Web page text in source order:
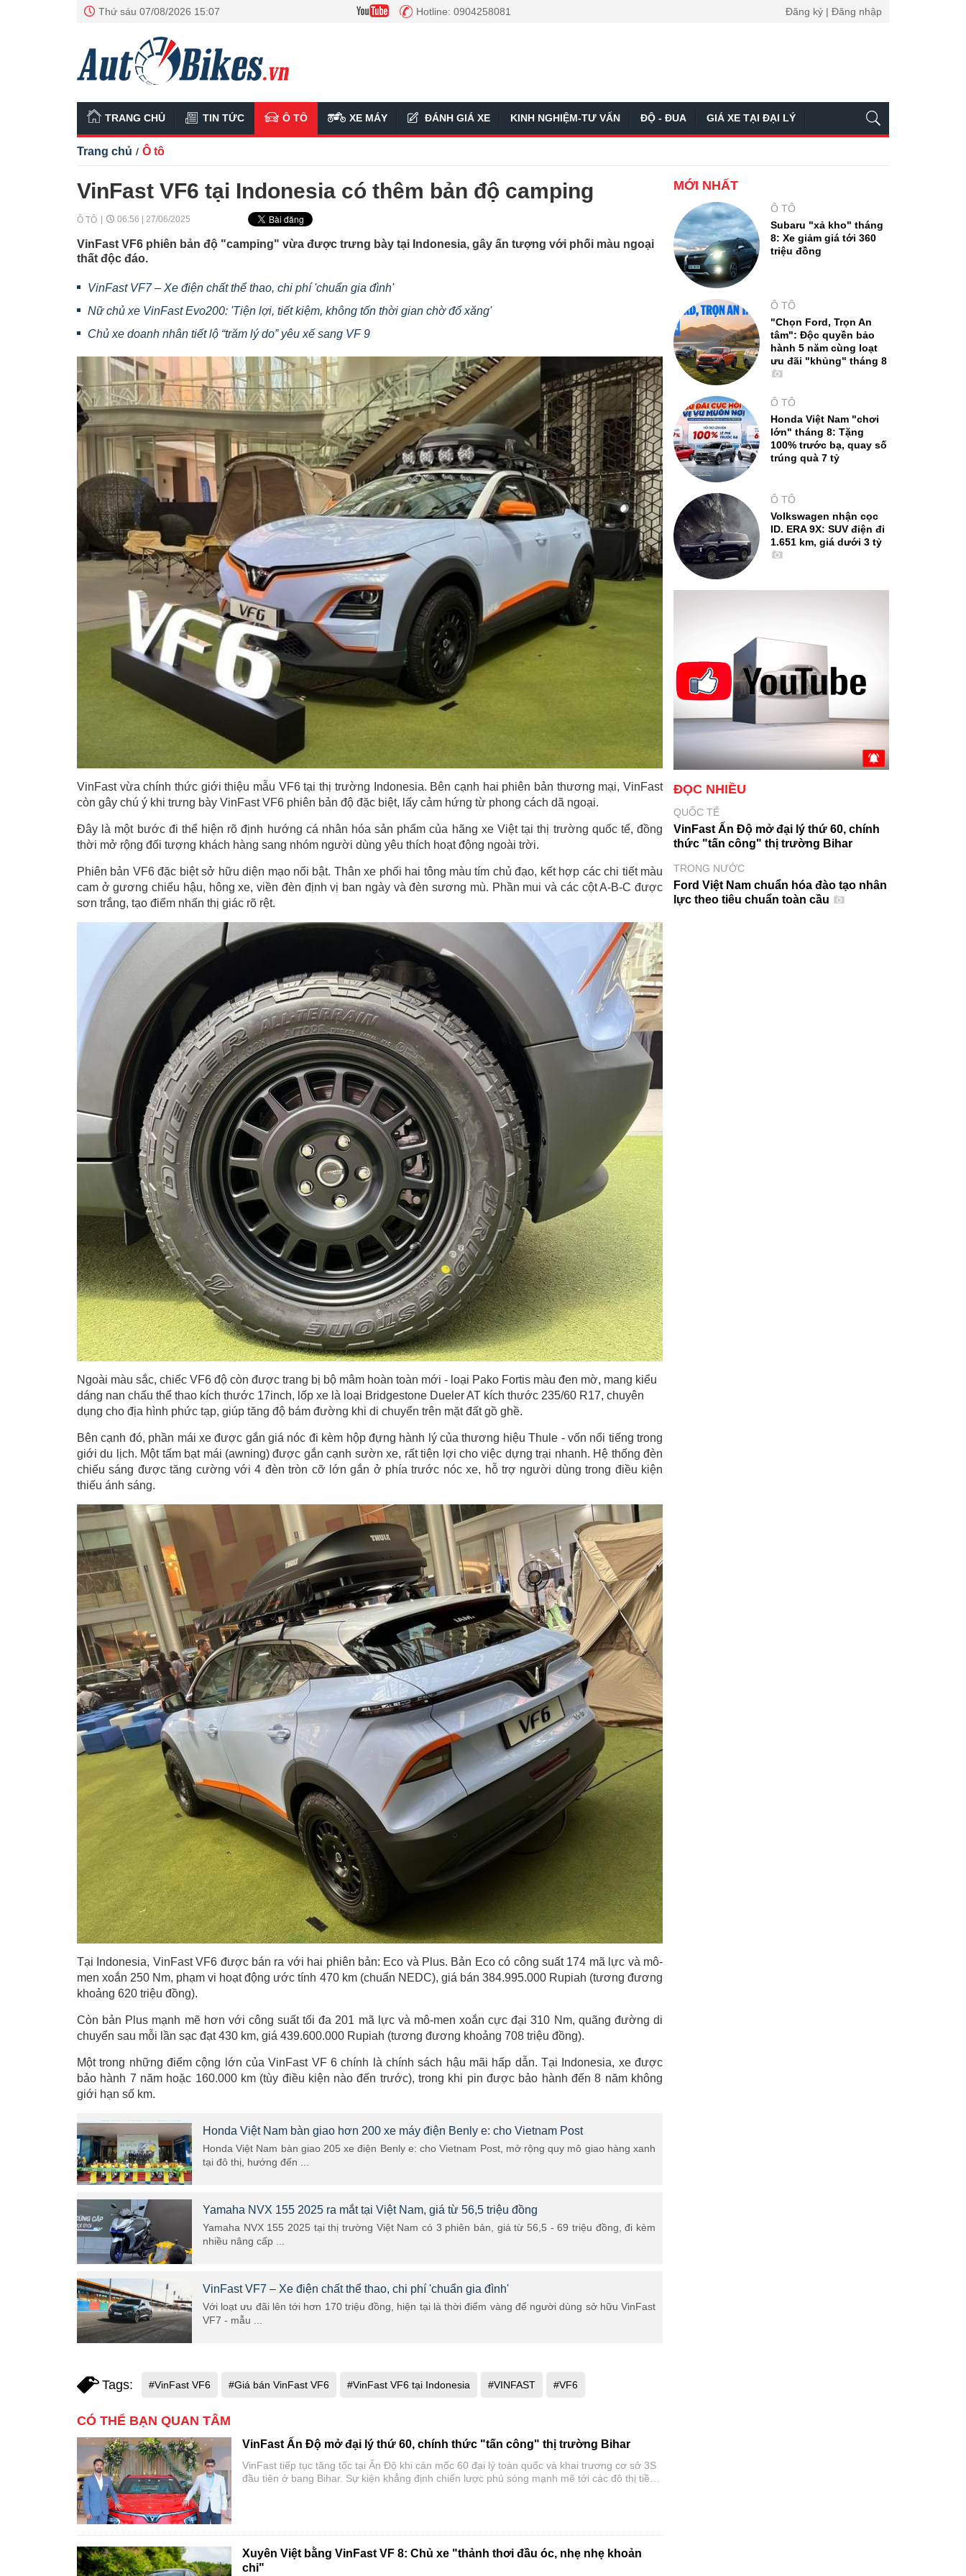
Thứ sáu 07/08/2026 15:07 Hotline: 0904258081 Đăng ký | Đăng nhập
TRANG CHỦ TIN TỨC Ô TÔ XE MÁY ĐÁNH GIÁ XE KINH NGHIỆM-TƯ VẤN ĐỘ - ĐUA GIÁ XE TẠI ĐẠI LÝ
Trang chủ / Ô tô
VinFast VF6 tại Indonesia có thêm bản độ camping
Ô TÔ 06:56 | 27/06/2025
VinFast VF6 phiên bản độ "camping" vừa được trưng bày tại Indonesia, gây ấn tượng với phối màu ngoại
thất độc đáo.
VinFast VF7 – Xe điện chất thể thao, chi phí 'chuẩn gia đình'
Nữ chủ xe VinFast Evo200: 'Tiện lợi, tiết kiệm, không tốn thời gian chờ đổ xăng'
Chủ xe doanh nhân tiết lộ “trăm lý do” yêu xế sang VF 9
VinFast vừa chính thức giới thiệu mẫu VF6 tại thị trường Indonesia. Bên cạnh hai phiên bản thương mại, VinFast
còn gây chú ý khi trưng bày VinFast VF6 phiên bản độ đặc biệt, lấy cảm hứng từ phong cách dã ngoại.
Đây là một bước đi thể hiện rõ định hướng cá nhân hóa sản phẩm của hãng xe Việt tại thị trường quốc tế, đồng
thời mở rộng đối tượng khách hàng sang nhóm người dùng yêu thích hoạt động ngoài trời.
Phiên bản VF6 đặc biệt sở hữu diện mạo nổi bật. Thân xe phối hai tông màu tím chủ đạo, kết hợp các chi tiết màu
cam ở gương chiếu hậu, hông xe, viền đèn định vị ban ngày và đèn sương mù. Phần mui và các cột A-B-C được
sơn trắng, tạo điểm nhấn thị giác rõ rệt.
Ngoài màu sắc, chiếc VF6 độ còn được trang bị bộ mâm hoàn toàn mới - loại Pako Fortis màu đen mờ, mang kiểu
dáng nan chấu thể thao kích thước 17inch, lốp xe là loại Bridgestone Dueler AT kích thước 235/60 R17, chuyên
dụng cho địa hình phức tạp, giúp tăng độ bám đường khi di chuyển trên mặt đất gồ ghề.
Bên cạnh đó, phần mái xe được gắn giá nóc đi kèm hộp đựng hành lý của thương hiệu Thule - vốn nổi tiếng trong
giới du lịch. Một tấm bạt mái (awning) được gắn cạnh sườn xe, rất tiện lợi cho việc dựng trại nhanh. Hệ thống đèn
chiếu sáng được tăng cường với 4 đèn tròn cỡ lớn gắn ở phía trước nóc xe, hỗ trợ người dùng trong điều kiện
thiếu ánh sáng.
Tại Indonesia, VinFast VF6 được bán ra với hai phiên bản: Eco và Plus. Bản Eco có công suất 174 mã lực và mô-
men xoắn 250 Nm, phạm vi hoạt động ước tính 470 km (chuẩn NEDC), giá bán 384.995.000 Rupiah (tương đương
khoảng 620 triệu đồng).
Còn bản Plus mạnh mẽ hơn với công suất tối đa 201 mã lực và mô-men xoắn cực đại 310 Nm, quãng đường di
chuyển sau mỗi lần sạc đạt 430 km, giá 439.600.000 Rupiah (tương đương khoảng 708 triệu đồng).
Một trong những điểm cộng lớn của VinFast VF 6 chính là chính sách hậu mãi hấp dẫn. Tại Indonesia, xe được
bảo hành 7 năm hoặc 160.000 km (tùy điều kiện nào đến trước), trong khi pin được bảo hành đến 8 năm không
giới hạn số km.
Honda Việt Nam bàn giao hơn 200 xe máy điện Benly e: cho Vietnam Post
Honda Việt Nam bàn giao 205 xe điện Benly e: cho Vietnam Post, mở rộng quy mô giao hàng xanh
tại đô thị, hướng đến ...
Yamaha NVX 155 2025 ra mắt tại Việt Nam, giá từ 56,5 triệu đồng
Yamaha NVX 155 2025 tại thị trường Việt Nam có 3 phiên bản, giá từ 56,5 - 69 triệu đồng, đi kèm
nhiều nâng cấp ...
VinFast VF7 – Xe điện chất thể thao, chi phí 'chuẩn gia đình'
Với loạt ưu đãi lên tới hơn 170 triệu đồng, hiện tại là thời điểm vàng để người dùng sở hữu VinFast
VF7 - mẫu ...
Tags: #VinFast VF6 #Giá bán VinFast VF6 #VinFast VF6 tại Indonesia #VINFAST #VF6
CÓ THỂ BẠN QUAN TÂM
VinFast Ấn Độ mở đại lý thứ 60, chính thức "tấn công" thị trường Bihar
VinFast tiếp tục tăng tốc tại Ấn Độ khi cán mốc 60 đại lý toàn quốc và khai trương cơ sở 3S
đầu tiên ở bang Bihar. Sự kiện khẳng định chiến lược phủ sóng mạnh mẽ tới các đô thị tiềm
Xuyên Việt bằng VinFast VF 8: Chủ xe "thảnh thơi đầu óc, nhẹ nhẹ khoản
chi"
MỚI NHẤT
Ô TÔ
Subaru "xả kho" tháng
8: Xe giảm giá tới 360
triệu đồng
Ô TÔ
"Chọn Ford, Trọn An
tâm": Độc quyền bảo
hành 5 năm cùng loạt
ưu đãi "khủng" tháng 8
Ô TÔ
Honda Việt Nam "chơi
lớn" tháng 8: Tặng
100% trước bạ, quay số
trúng quà 7 tỷ
Ô TÔ
Volkswagen nhận cọc
ID. ERA 9X: SUV điện đi
1.651 km, giá dưới 3 tỷ
ĐỌC NHIỀU
QUỐC TẾ
VinFast Ấn Độ mở đại lý thứ 60, chính
thức "tấn công" thị trường Bihar
TRONG NƯỚC
Ford Việt Nam chuẩn hóa đào tạo nhân
lực theo tiêu chuẩn toàn cầu